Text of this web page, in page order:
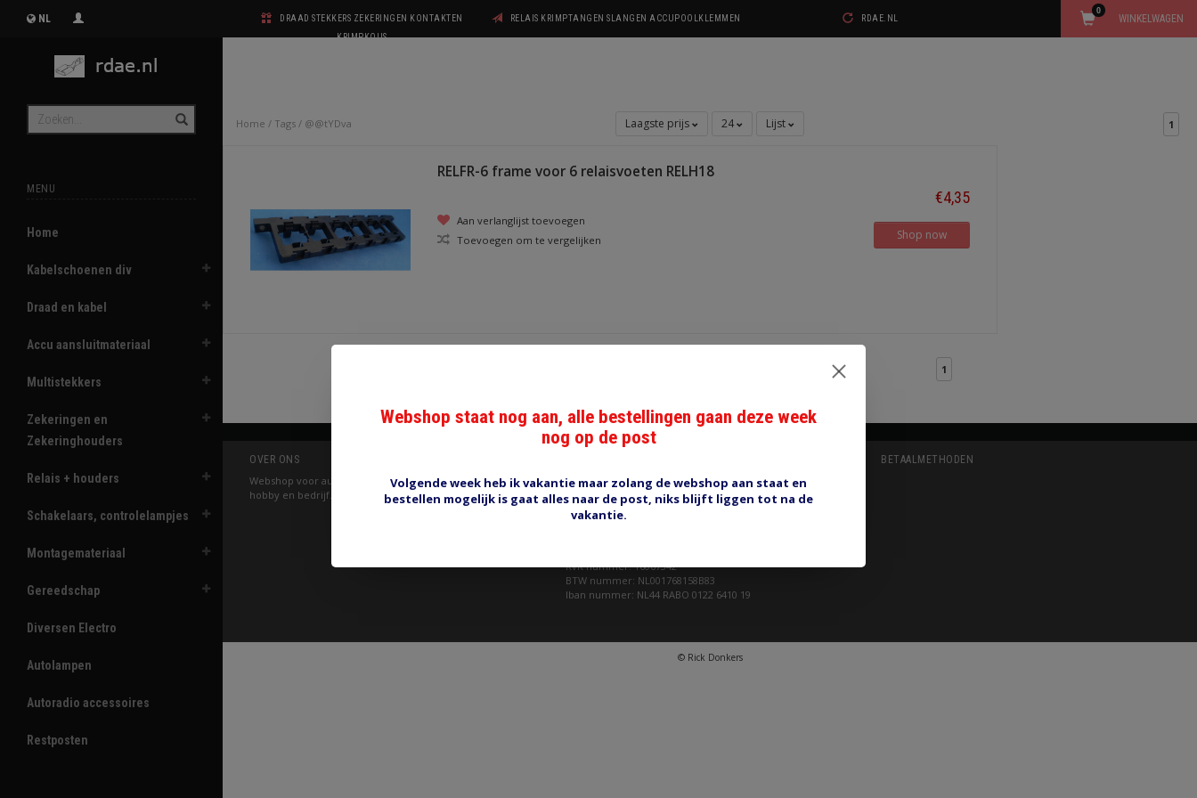
NL
DRAAD STEKKERS ZEKERINGEN KONTAKTEN
KRIMPKOUS
RELAIS KRIMPTANGEN SLANGEN ACCUPOOLKLEMMEN RDAE.NL WINKELWAGEN
0
MENU
Home
Kabelschoenen div
Draad en kabel
Accu aansluitmateriaal
Multistekkers
Zekeringen en
Zekeringhouders
Relais + houders
Schakelaars, controlelampjes
Montagemateriaal
Gereedschap
Diversen Electro
Autolampen
Autoradio accessoires
Restposten
Home / Tags / @@tYDva Laagste prijs 24 Lijst 1
RELFR-6 frame voor 6 relaisvoeten RELH18
Aan verlanglijst toevoegen
Toevoegen om te vergelijken
€4,35
Shop now
1
OVER ONS
Webshop voor auto elektrische bedradingsmaterialen. Voor
hobby en bedrijf.
Rick Donkers Auto Electrics
Binnenveld 9 (geen bezoekadres)
5462 GK Veghel
KvK nummer: 16067342
BTW nummer: NL001768158B83
Iban nummer: NL44 RABO 0122 6410 19
BETAALMETHODEN
© Rick Donkers
Webshop staat nog aan, alle bestellingen gaan deze week
nog op de post
Volgende week heb ik vakantie maar zolang de webshop aan staat en
bestellen mogelijk is gaat alles naar de post, niks blijft liggen tot na de
vakantie.